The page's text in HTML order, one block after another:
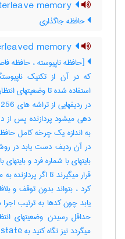
حافظه جاگذاری
استفاده شده تا وضعیتهای
دهی میشود پردازنده پس از
به اندازه یک چرخه کامل
در آن ردیف دست یابد در
بایتهای با شماره فرد و
قرار میگیرند تا اگر
کرد ، بتواند بدون توقف و
یابد چون کدها به ترتیب
حداقل رسیدن وضعیتهای
میگردد نیز نگاه کنید به ‎ access time ، ‎ wait state